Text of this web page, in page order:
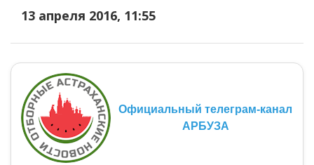
13 апреля 2016, 11:55
Официальный телеграм-канал
АРБУЗА